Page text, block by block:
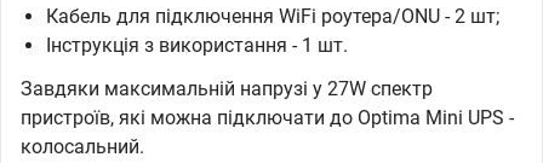
Кабель для підключення WiFi роутера/ONU - 2 шт;
Інструкція з використання - 1 шт.
Завдяки максимальній напрузі у 27W спектр
пристроїв, які можна підключати до Optima Mini UPS -
колосальний.